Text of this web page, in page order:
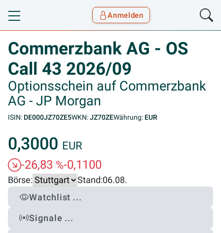
Toggle navigation
Anmelden
Commerzbank AG - OS
Call 43 2026/09
Optionsschein auf Commerzbank
AG - JP Morgan
ISIN: DE000JZ70ZE5WKN:JZ70ZEWährung: EUR
0,3000 EUR
-26,83 %-0,1100
Börse: Stand:06.08.
Watchlist ...
Signale ...